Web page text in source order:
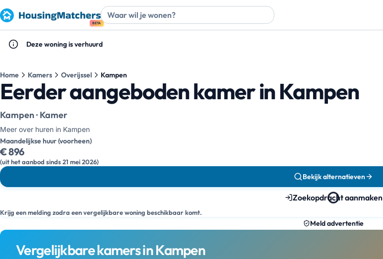
BETA
Deze woning is verhuurd
Home Kamers Overijssel Kampen
Eerder aangeboden kamer in Kampen
Kampen · Kamer
Meer over huren in Kampen
Maandelijkse huur (voorheen)
€ 896
(uit het aanbod sinds 21 mei 2026)
Bekijk alternatieven
Zoekopdracht aanmaken
Krijg een melding zodra een vergelijkbare woning beschikbaar komt.
Meld advertentie
Vergelijkbare kamers in Kampen